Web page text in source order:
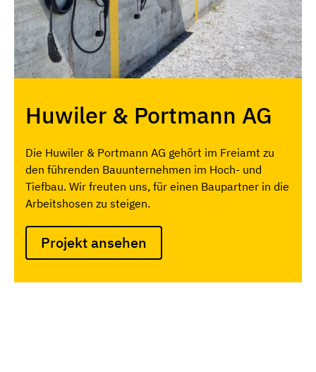
Huwiler & Portmann AG
Die Huwiler & Portmann AG gehört im Freiamt zu
den führenden Bauunternehmen im Hoch- und
Tiefbau. Wir freuten uns, für einen Baupartner in die
Arbeitshosen zu steigen.
Projekt ansehen